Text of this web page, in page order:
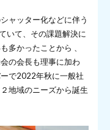
ャッター化などに伴う
いて、その課題解決に
多かったことから 、
の会長も理事に加わ
で2022年秋に一般社
地域のニーズから誕生